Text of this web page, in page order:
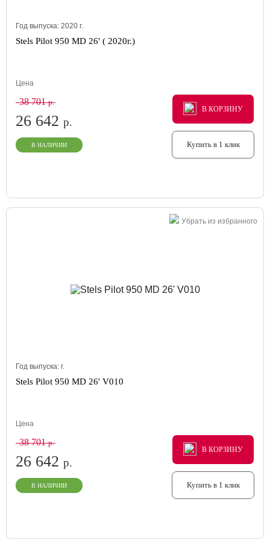
Год выпуска: 2020 г.
Stels Pilot 950 MD 26' ( 2020г.)
Цена
38 701р.
26 642 р.
В НАЛИЧИИ
В КОРЗИНУ
В КОРЗИНУ
В КОРЗИНУ
Купить в 1 клик
Убрать из избранного
Год выпуска: г.
Stels Pilot 950 MD 26' V010
Цена
38 701р.
26 642 р.
В НАЛИЧИИ
В КОРЗИНУ
В КОРЗИНУ
В КОРЗИНУ
Купить в 1 клик